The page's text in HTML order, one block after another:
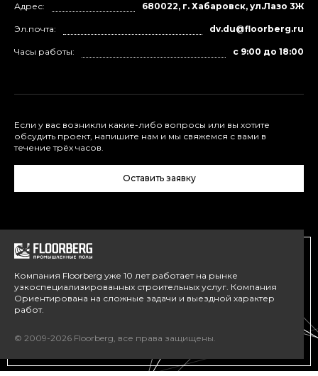
Компания Floorberg уже 10 лет работает на рынке
узкоспециализированных строительных услуг. Компания
Ориентирована на сложные задачи и выездной характер
работ.
© 2009-2026 Floorberg, все права защищены.
Адрес: 680022, г. Хабаровск, ул.Лазо 3Ж
Эл.почта: dv.du@floorberg.ru
Часы работы: с 9:00 до 18:00
Если у вас возникли какие-либо вопросы или вы хотите
обсудить проект, напишите нам и мы свяжемся с вами в
течение трёх часов.
Оставить заявку